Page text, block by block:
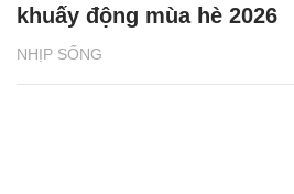
NHỊP SỐNG
khuấy động mùa hè 2026